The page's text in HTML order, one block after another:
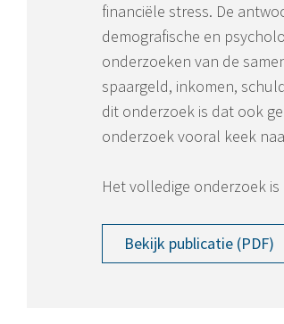
financiële stress. De
demografische en
onderzoeken van de
spaargeld, inkomen,
dit onderzoek is dat ook
onderzoek vooral keek
Het volledige onderzoek is
Bekijk publicatie (PDF)